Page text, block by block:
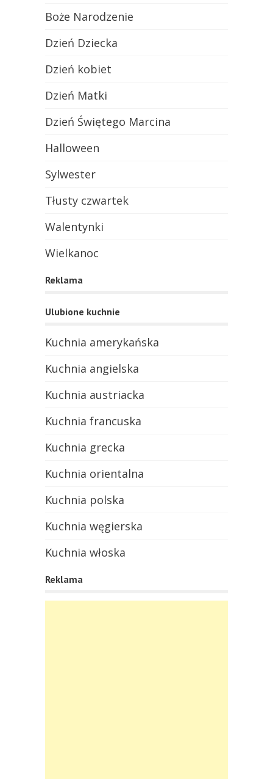
Boże Narodzenie
Dzień Dziecka
Dzień kobiet
Dzień Matki
Dzień Świętego Marcina
Halloween
Sylwester
Tłusty czwartek
Walentynki
Wielkanoc
Reklama
Ulubione kuchnie
Kuchnia amerykańska
Kuchnia angielska
Kuchnia austriacka
Kuchnia francuska
Kuchnia grecka
Kuchnia orientalna
Kuchnia polska
Kuchnia węgierska
Kuchnia włoska
Reklama